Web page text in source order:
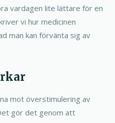
vardagen lite lättare för en
vi hur medicinen
man kan förvänta sig av
mot överstimulering av
gör det genom att